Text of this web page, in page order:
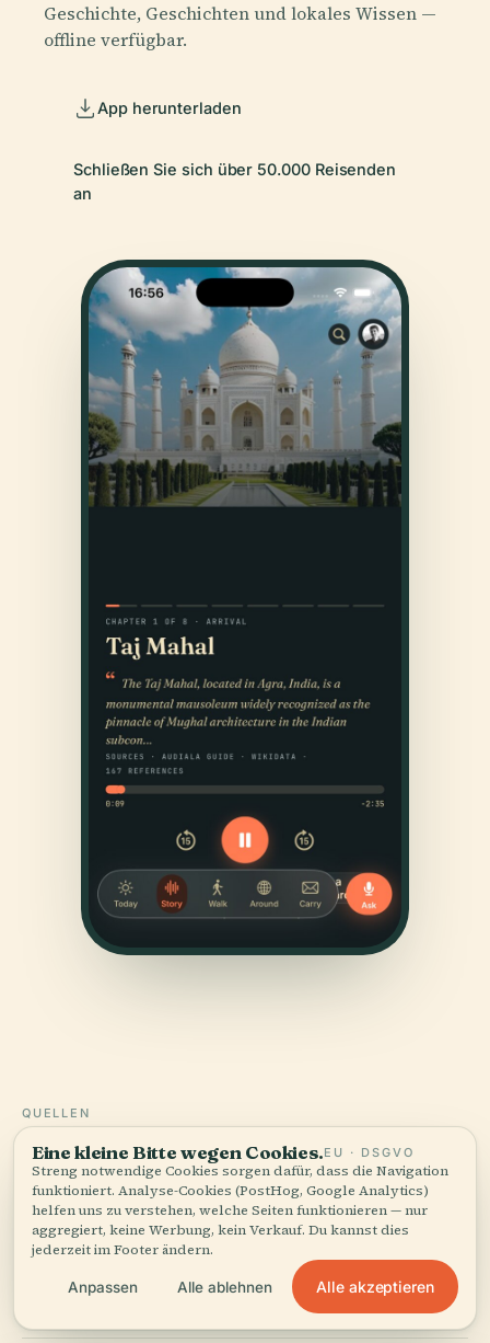
Geschichte, Geschichten und lokales Wissen —
offline verfügbar.
App herunterladen
Schließen Sie sich über 50.000 Reisenden
an
QUELLEN
Geprüftund gezeigt.
Recherchiert und verfasst vom Audiala-Redaktionsteam
aus historischen Aufzeichnungen, architektonischen
Archiven und lokalem Wissen.
Zuletzt überprüft: April 2026
Eine kleine Bitte wegen Cookies.EU · DSGVO
Streng notwendige Cookies sorgen dafür, dass die Navigation
funktioniert. Analyse-Cookies (PostHog, Google Analytics)
helfen uns zu verstehen, welche Seiten funktionieren — nur
aggregiert, keine Werbung, kein Verkauf. Du kannst dies
jederzeit im Footer ändern.
Anpassen Alle ablehnen Alle akzeptieren